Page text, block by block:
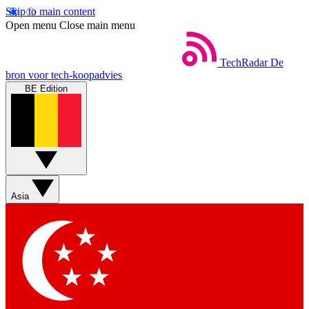
Skip to main content
Open menu Close main menu
TechRadar De
bron voor tech-koopadvies
BE Edition
Asia